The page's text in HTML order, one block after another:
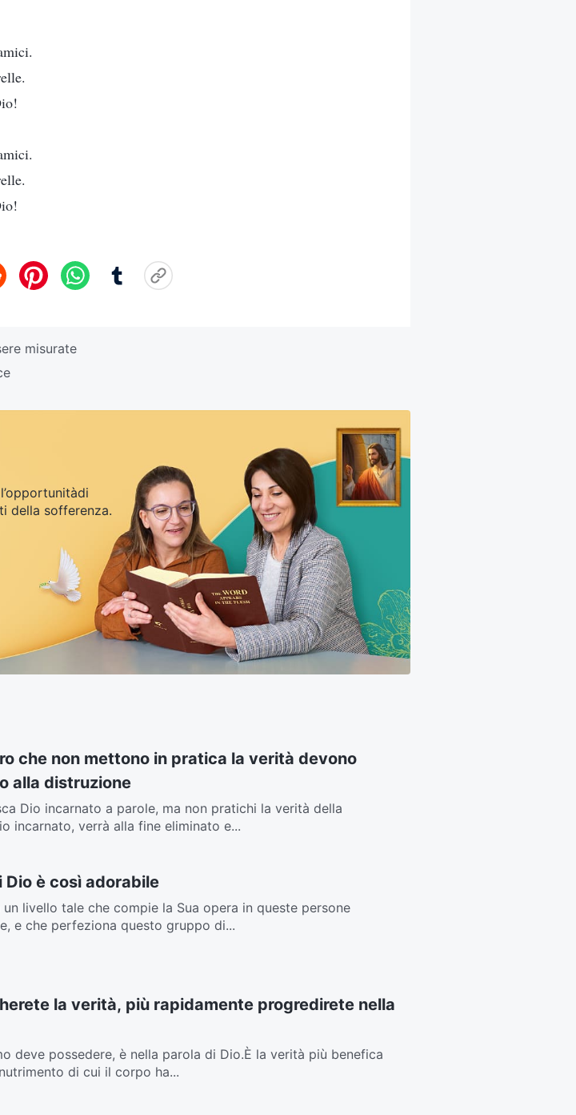
misurate
della sofferenza.
che non mettono in pratica la verità devono
alla distruzione
Dio incarnato a parole, ma non pratichi la verità della
incarnato, verrà alla fine eliminato e...
è così adorabile
livello tale che compie la Sua opera in queste persone
e che perfeziona questo gruppo di...
la verità, più rapidamente progredirete nella
deve possedere, è nella parola di Dio.È la verità più benefica
di cui il corpo ha...